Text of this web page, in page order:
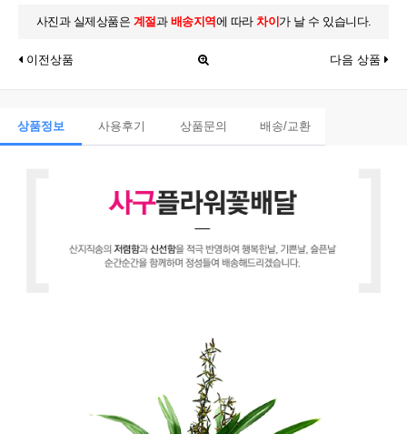
사진과 실제상품은 계절과 배송지역에 따라 차이 가 날 수 있습니다.
이전상품 다음 상품
상품정보 사용후기 상품문의 배송/교환